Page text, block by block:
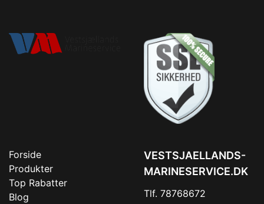
Forside
Produkter
Top Rabatter
Blog
VESTSJAELLANDS-
MARINESERVICE.DK
Tlf. 78768672